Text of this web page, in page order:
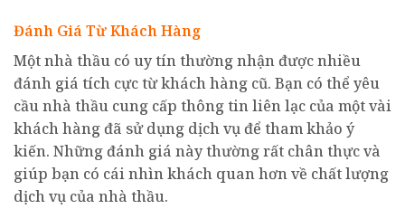
Đánh Giá Từ Khách Hàng
Một nhà thầu có uy tín thường nhận được nhiều
đánh giá tích cực từ khách hàng cũ. Bạn có thể yêu
cầu nhà thầu cung cấp thông tin liên lạc của một vài
khách hàng đã sử dụng dịch vụ để tham khảo ý
kiến. Những đánh giá này thường rất chân thực và
giúp bạn có cái nhìn khách quan hơn về chất lượng
dịch vụ của nhà thầu.